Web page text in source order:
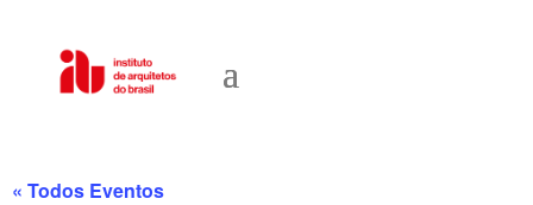
« Todos Eventos